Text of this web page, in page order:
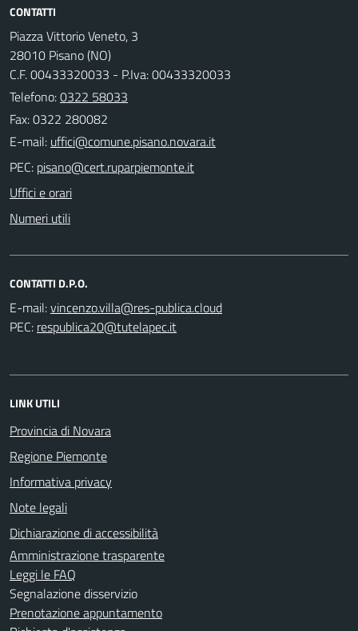
CONTATTI
Piazza Vittorio Veneto, 3
28010 Pisano (NO)
C.F. 00433320033 - P.Iva: 00433320033
Telefono:0322 58033
Fax: 0322 280082
E-mail:
PEC:
Uffici e orari
Numeri utili
CONTATTI D.P.O.
E-mail:
PEC:
LINK UTILI
Provincia di Novara
Regione Piemonte
Informativa privacy
Note legali
Dichiarazione di accessibilità
Amministrazione trasparente
Leggi le FAQ
Segnalazione disservizio
Prenotazione appuntamento